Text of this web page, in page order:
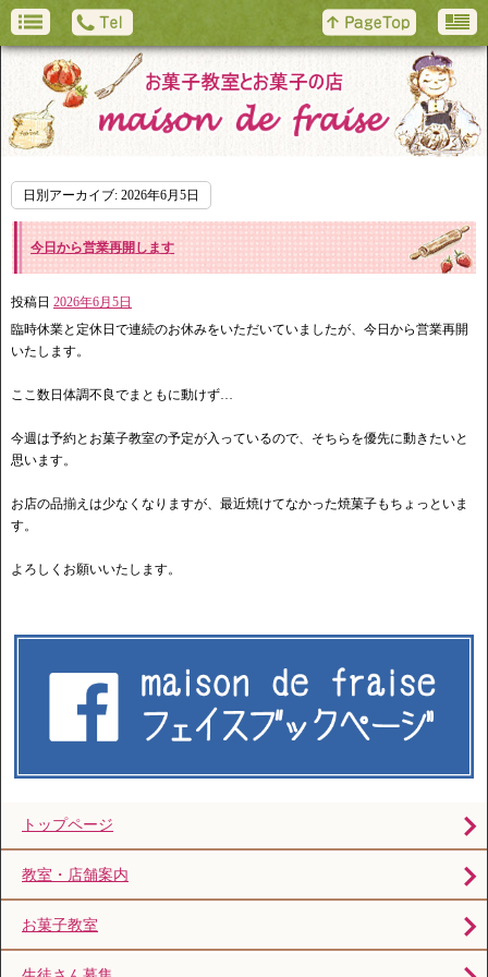
日別アーカイブ: 2026年6月5日
今日から営業再開します
投稿日 2026年6月5日
臨時休業と定休日で連続のお休みをいただいていましたが、今日から営業再開
いたします。
ここ数日体調不良でまともに動けず…
今週は予約とお菓子教室の予定が入っているので、そちらを優先に動きたいと
思います。
お店の品揃えは少なくなりますが、最近焼けてなかった焼菓子もちょっといま
す。
よろしくお願いいたします。
トップページ
教室・店舗案内
お菓子教室